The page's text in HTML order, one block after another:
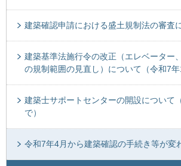
建築確認申請における盛土規制法の審査
建築基準法施行令の改正（エレベーター
の規制範囲の見直し）について（令和7年
建築士サポートセンターの開設について
で）
令和7年4月から建築確認の手続き等が変